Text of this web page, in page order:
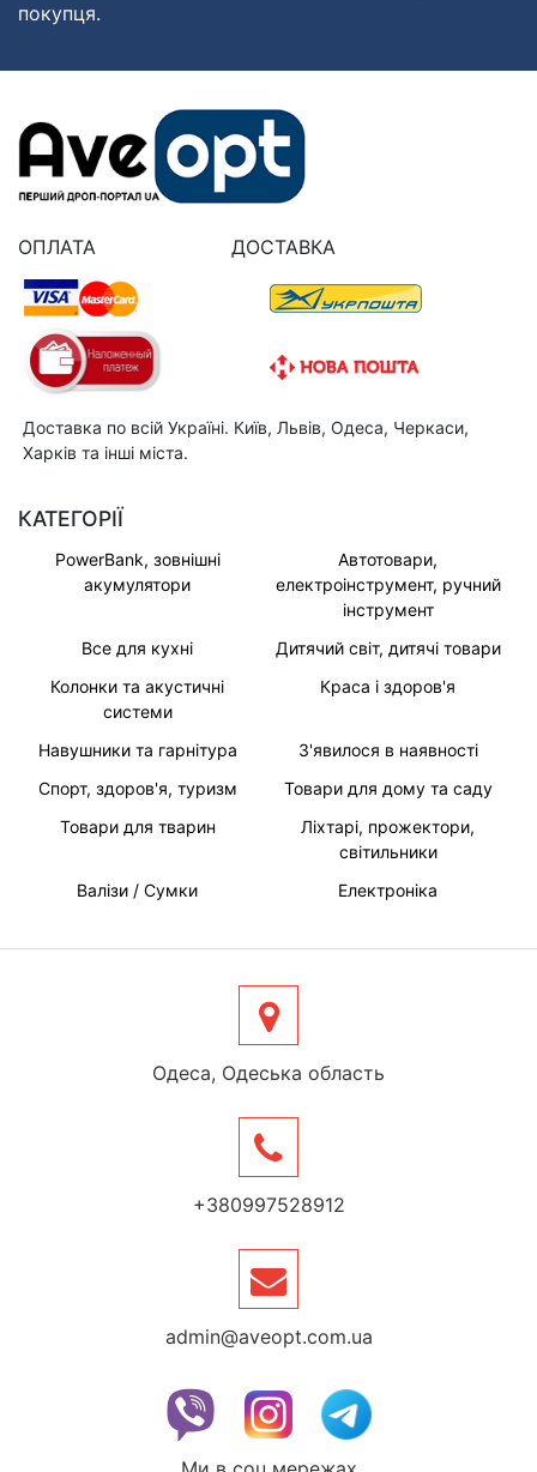
покупця.
ОПЛАТА ДОСТАВКА
Доставка по всій Україні. Київ, Львів, Одеса, Черкаси,
Харків та інші міста.
КАТЕГОРІЇ
PowerBank, зовнішні
акумулятори
Автотовари,
електроінструмент, ручний
інструмент
Все для кухні
Дитячий світ, дитячі товари
Колонки та акустичні
системи
Краса і здоров'я
Навушники та гарнітура
З'явилося в наявності
Спорт, здоров'я, туризм
Товари для дому та саду
Товари для тварин
Ліхтарі, прожектори,
світильники
Валізи / Сумки
Електроніка
Одеса, Одеська область
+380997528912
admin@aveopt.com.ua